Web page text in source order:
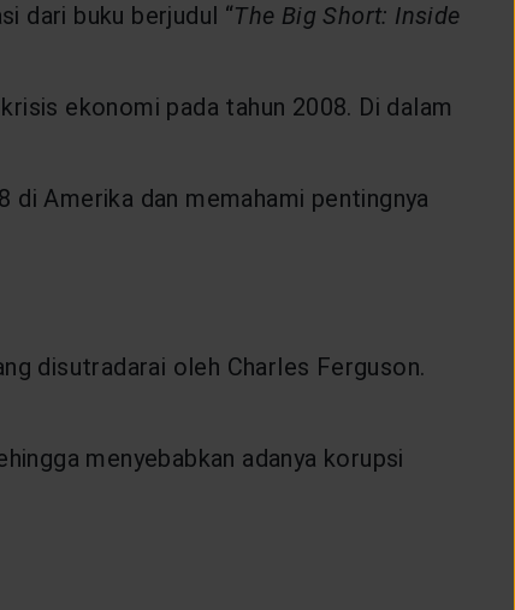
dari buku berjudul “The Big Short: Inside
ekonomi pada tahun 2008. Di dalam
Amerika dan memahami pentingnya
disutradarai oleh Charles Ferguson.
menyebabkan adanya korupsi